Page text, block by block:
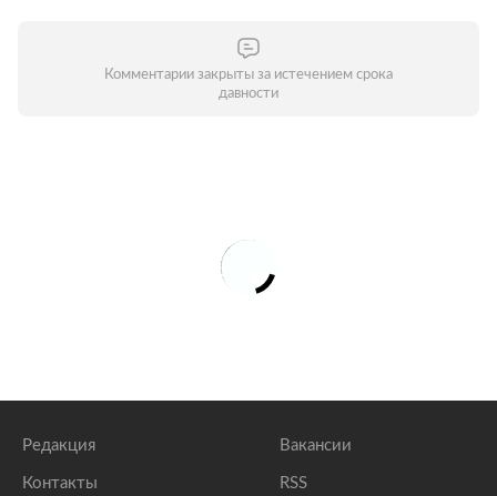
Комментарии закрыты за истечением срока
давности
Редакция
Контакты
Вакансии
RSS